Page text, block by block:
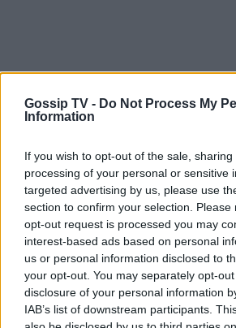
Gossip TV - Do Not Process My
Information
If you wish to opt-out of the sale,
processing of your personal or sensitive
targeted advertising by us, please use
section to confirm your selection.
opt-out request is processed you may
interest-based ads based on personal
us or personal information disclosed to
your opt-out. You may separately opt-
disclosure of your personal information
IAB’s list of downstream participants.